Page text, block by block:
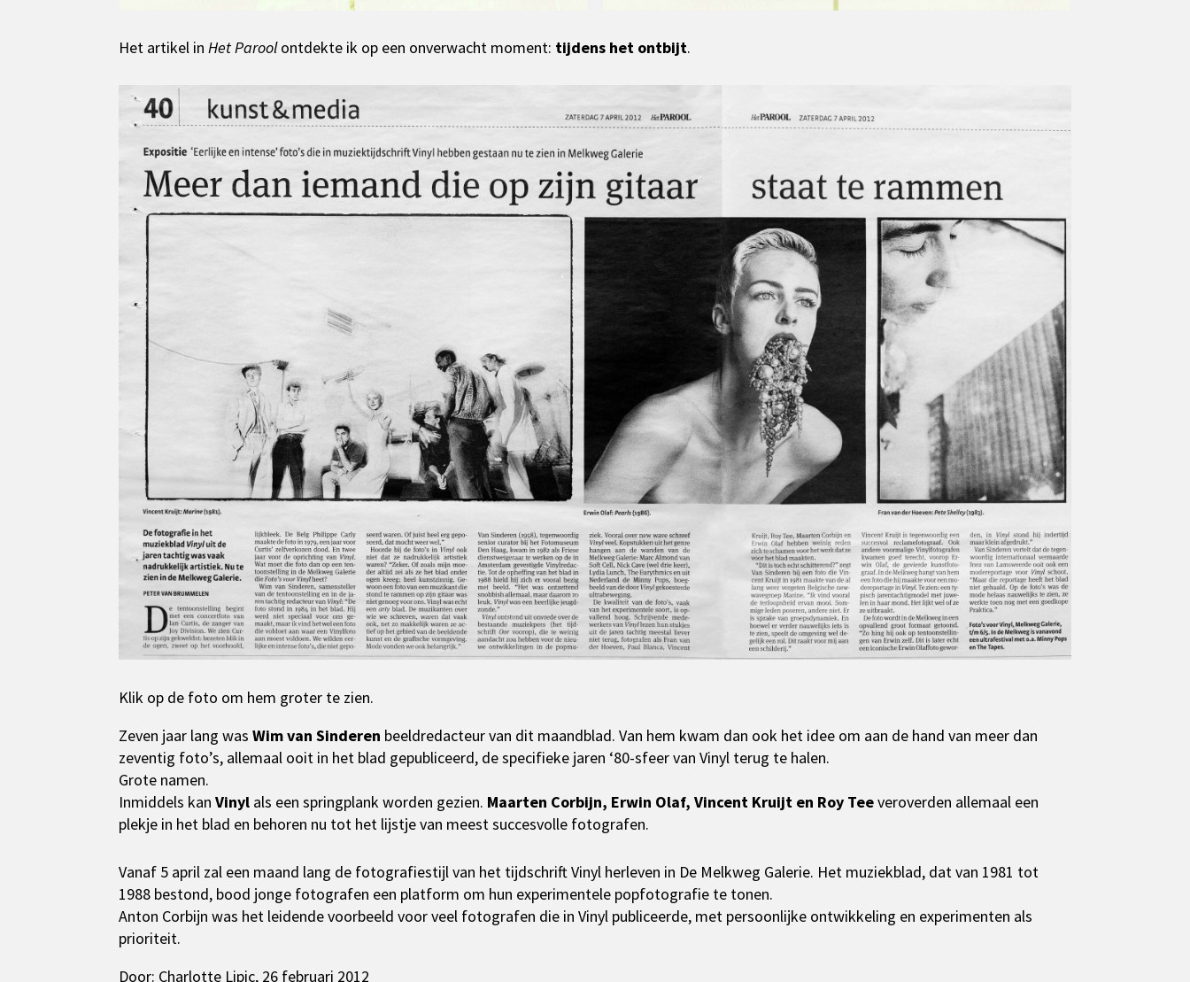
Het artikel inHet Paroolontdekte ik op een onverwacht moment: tijdens het ontbijt.
Klik op de foto om hem groter te zien.
Zeven jaar lang was Wim van Sinderen beeldredacteur van dit maandblad. Van hem kwam dan ook het idee om aan de hand van meer dan
zeventig foto’s, allemaal ooit in het blad gepubliceerd, de specifieke jaren ‘80-sfeer van Vinyl terug te halen.
Grote namen.
Inmiddels kanVinyl als een springplank worden gezien. Maarten Corbijn, Erwin Olaf, Vincent Kruijt en Roy Teeveroverden allemaal een
plekje in het blad en behoren nu tot het lijstje van meest succesvolle fotografen.
Vanaf 5 april zal een maand lang de fotografiestijl van het tijdschrift Vinyl herleven in De Melkweg Galerie. Het muziekblad, dat van 1981 tot
1988 bestond, bood jonge fotografen een platform om hun experimentele popfotografie te tonen.
Anton Corbijn was het leidende voorbeeld voor veel fotografen die in Vinyl publiceerde, met persoonlijke ontwikkeling en experimenten als
prioriteit.
Door: Charlotte Lipic, 26 februari 2012